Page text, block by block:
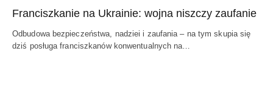
Franciszkanie na Ukrainie: wojna niszczy zaufanie
Odbudowa bezpieczeństwa, nadziei i zaufania – na tym skupia się
dziś posługa franciszkanów konwentualnych na…